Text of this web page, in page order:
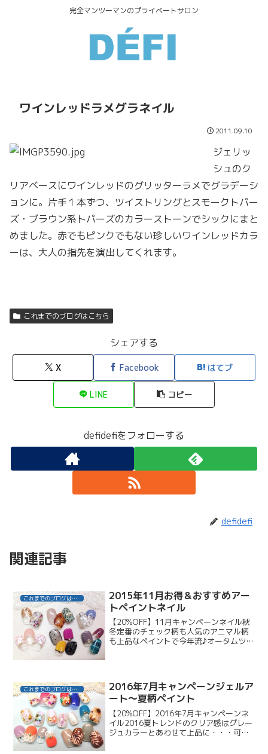
完全マンツーマンのプライベートサロン
ワインレッドラメグラネイル
2011.09.10
ジェリッ
シュのク
リアベースにワインレッドのグリッターラメでグラデーシ
ョンに。片手１本ずつ、ツイストリングとスモークトパー
ズ・ブラウン系トパーズのカラーストーンでシックにまと
めました。赤でもピンクでもない珍しいワインレッドカラ
ーは、大人の指先を演出してくれます。
これまでのブログはこちら
シェアする
X Facebook はてブ
LINE コピー
defidefiをフォローする
defidefi
関連記事
これまでのブログはこちら
2015年11月お得＆おすすめアー
トペイントネイル
【20%OFF】11月キャンペーンネイル秋
冬定番のチェック柄も人気のアニマル柄
も上品なペイントで今年流♪オータムツイ
ック柄はいろいろ...
これまでのブログはこちら
2016年7月キャンペーンジェルア
ート～夏柄ペイント
【20%OFF】2016年7月キャンペーンネ
イル2016夏トレンドのクリア感はグレー
ジュカラーとあわせて上品に・・・可憐